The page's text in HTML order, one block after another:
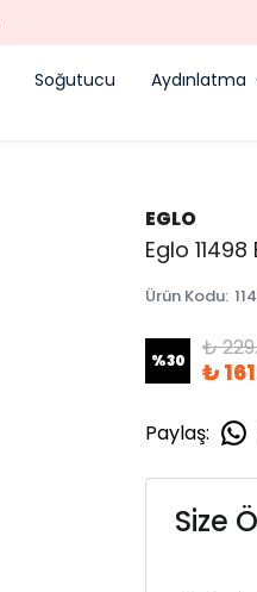
Soğutucu Aydınlatma
EGLO
Eglo
Ürün Kodu:
%30 ₺
₺
Paylaş:
Size